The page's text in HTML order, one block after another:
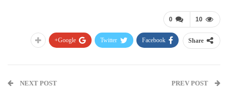
0 10
Share
Facebook
Twitter
Google+
NEXT POST